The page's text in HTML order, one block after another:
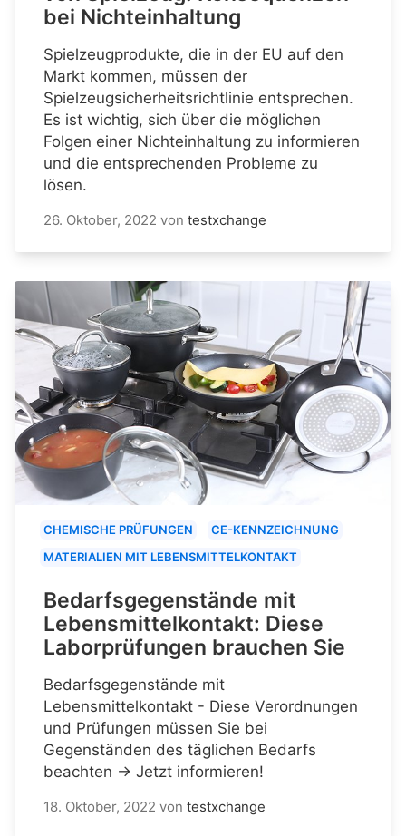
bei Nichteinhaltung
Spielzeugprodukte, die in der EU auf den
Markt kommen, müssen der
Spielzeugsicherheitsrichtlinie entsprechen.
Es ist wichtig, sich über die möglichen
Folgen einer Nichteinhaltung zu informieren
und die entsprechenden Probleme zu
lösen.
26. Oktober, 2022 von testxchange
CHEMISCHE PRÜFUNGEN
CE-KENNZEICHNUNG
MATERIALIEN MIT LEBENSMITTELKONTAKT
Bedarfsgegenstände mit
Lebensmittelkontakt: Diese
Laborprüfungen brauchen Sie
Bedarfsgegenstände mit
Lebensmittelkontakt - Diese Verordnungen
und Prüfungen müssen Sie bei
Gegenständen des täglichen Bedarfs
beachten → Jetzt informieren!
18. Oktober, 2022 von testxchange